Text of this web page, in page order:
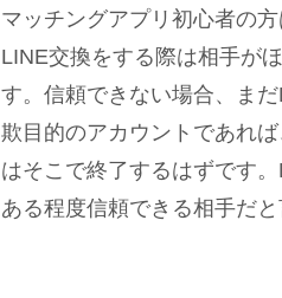
マッチングアプリ初心者の
LINE交換をする際は相手が
す。信頼できない場合、ま
欺目的のアカウントであれ
はそこで終了するはずです
ある程度信頼できる相手だと